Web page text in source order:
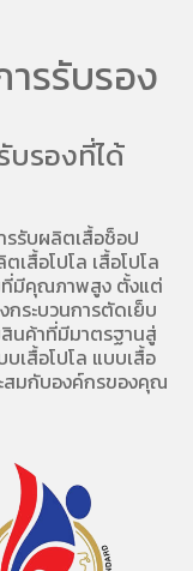
รรับรอง
บรองที่ได้
รรับผลิตเสื้อช็อป
เสื้อโปโล เสื้อโปโล
มีคุณภาพสูง ตั้งแต่
ระบวนการตัดเย็บ
นค้าที่มีมาตรฐานสู่
บเสื้อโปโล แบบเสื้อ
สมกับองค์กรของคุณ